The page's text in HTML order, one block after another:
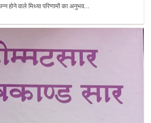
होने वाले मिथ्या परिणामों का अनुभव…